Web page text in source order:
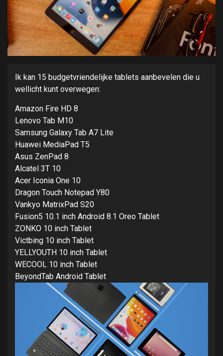
Ik kan 15 budgetvriendelijke tablets aanbevelen die u
wellicht kunt overwegen:
Amazon Fire HD 8
Lenovo Tab M10
Samsung Galaxy Tab A7 Lite
Huawei MediaPad T5
Asus ZenPad 8
Alcatel 3T 10
Acer Iconia One 10
Dragon Touch Notepad Y80
Vankyo MatrixPad S20
Fusion5 10.1 inch Android 8.1 Oreo Tablet
ZONKO 10 inch Tablet
Victbing 10 inch Tablet
YELLYOUTH 10 inch Tablet
WECOOL 10 inch Tablet
BeyondTab Android Tablet